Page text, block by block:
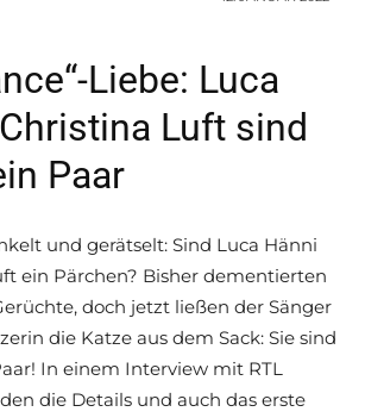
Liebe: Luca
Luft sind
Paar
und gerätselt: Sind Luca Hänni
ein Pärchen? Bisher dementierten
doch jetzt ließen der Sänger
die Katze aus dem Sack: Sie sind
In einem Interview mit RTL
die Details und auch das erste